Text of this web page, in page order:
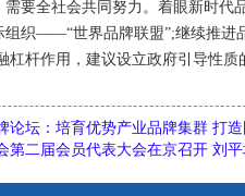
要全社会共同努力。着眼新时
织——“世界品牌联盟”;继续推进
杠杆作用，建议设立政府引导性
论坛：培育优势产业品牌集群 打
第二届会员代表大会在京召开 刘